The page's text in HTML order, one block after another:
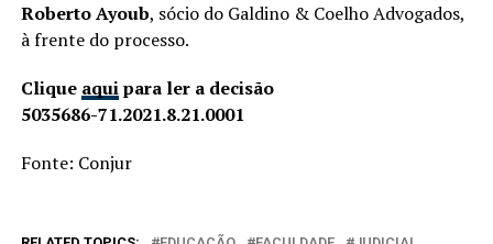
Roberto Ayoub, sócio do Galdino & Coelho Advogados,
à frente do processo.
Clique aquipara ler a decisão
5035686-71.2021.8.21.0001
Fonte: Conjur